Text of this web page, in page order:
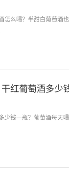
怎么喝？半甜白葡萄酒
红葡萄酒多少
少钱一瓶？葡萄酒每天